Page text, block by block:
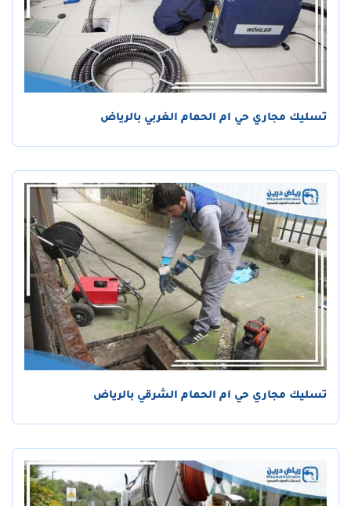
تسليك مجاري حي ام الحمام الغربي بالرياض
تسليك مجاري حي ام الحمام الشرقي بالرياض